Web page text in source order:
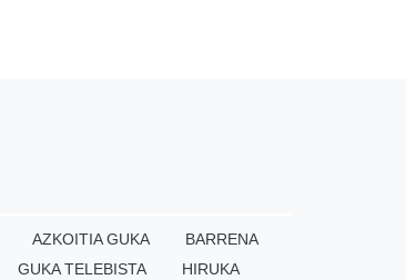
AZKOITIA GUKA
BARRENA
GUKA TELEBISTA
HIRUKA